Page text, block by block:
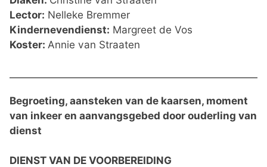
Lector: Nelleke Bremmer
Kindernevendienst: Margreet de Vos
Koster: Annie van Straaten
Begroeting, aansteken van de kaarsen, moment
van inkeer en aanvangsgebed door ouderling van
dienst
DIENST VAN DE VOORBEREIDING